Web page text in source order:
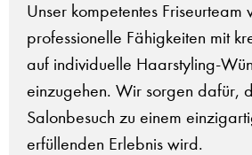
Unser kompetentes Friseurteam
professionelle Fähigkeiten mit
auf individuelle Haarstyling-
einzugehen. Wir sorgen dafür,
Salonbesuch zu einem
erfüllenden Erlebnis wird.